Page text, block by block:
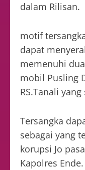
dalam Rilisan.
motif
dapat
memenuhi
mobil Pusling
RS.Tanali
Tersangka
sebagai yang
korupsi Jo
Kapolres Ende.